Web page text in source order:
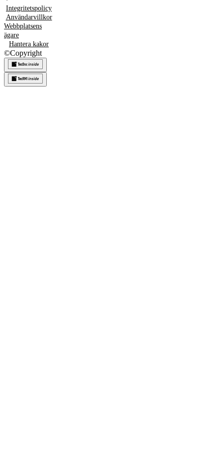
Integritetspolicy
Användarvillkor
Webbplatsens
ägare
Hantera kakor
©Copyright